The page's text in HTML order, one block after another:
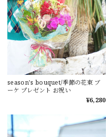
season's bouquet/季節の花束 ブ
ーケ プレゼント お祝い
¥6,280